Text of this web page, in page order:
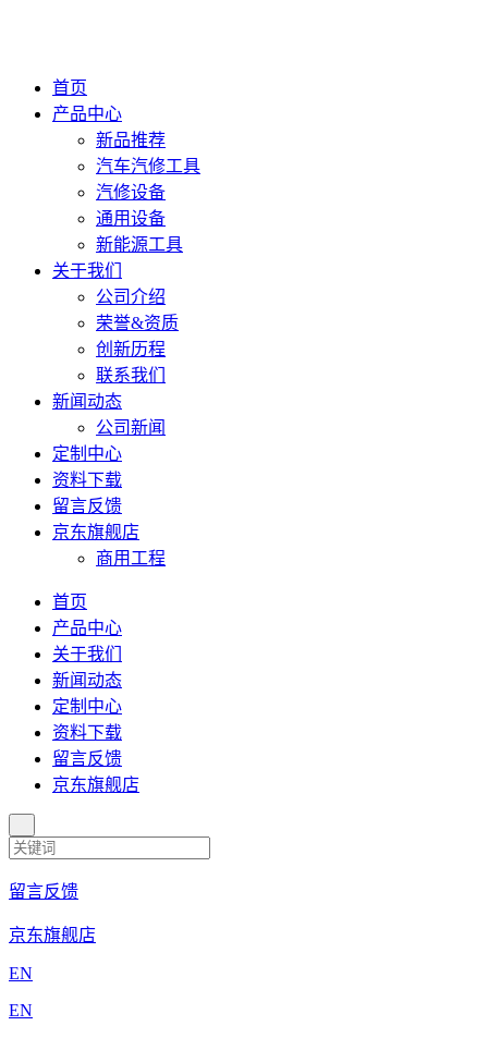
首页
产品中心
新品推荐
汽车汽修工具
汽修设备
通用设备
新能源工具
关于我们
公司介绍
荣誉&资质
创新历程
联系我们
新闻动态
公司新闻
定制中心
资料下载
留言反馈
京东旗舰店
商用工程
首页
产品中心
关于我们
新闻动态
定制中心
资料下载
留言反馈
京东旗舰店
留言反馈
京东旗舰店
EN
EN